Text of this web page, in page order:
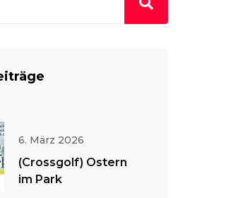
6. März 2026
(Crossgolf) Ostern
im Park